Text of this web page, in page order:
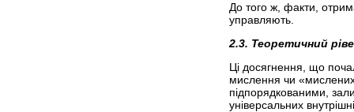
До того ж, факти,
управляють.
2.3. Теоретичний
Ці досягнення, що
мислення чи
підпорядкованими,
універсальних